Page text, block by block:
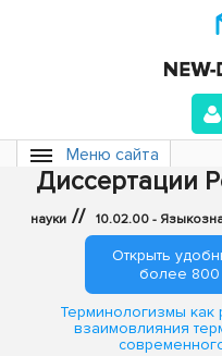
Меню сайта
Диссертации
науки // 10.02.00 -
Открыть
более 800
Терминологизмы как
взаимовлияния